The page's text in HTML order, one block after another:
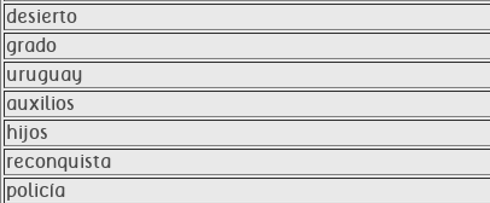
desierto
grado
uruguay
auxilios
hijos
reconquista
policía